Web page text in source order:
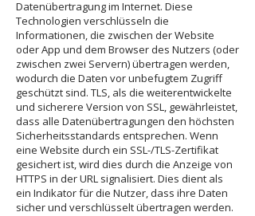
Datenübertragung im Internet. Diese
Technologien verschlüsseln die
Informationen, die zwischen der Website
oder App und dem Browser des Nutzers (oder
zwischen zwei Servern) übertragen werden,
wodurch die Daten vor unbefugtem Zugriff
geschützt sind. TLS, als die weiterentwickelte
und sicherere Version von SSL, gewährleistet,
dass alle Datenübertragungen den höchsten
Sicherheitsstandards entsprechen. Wenn
eine Website durch ein SSL-/TLS-Zertifikat
gesichert ist, wird dies durch die Anzeige von
HTTPS in der URL signalisiert. Dies dient als
ein Indikator für die Nutzer, dass ihre Daten
sicher und verschlüsselt übertragen werden.